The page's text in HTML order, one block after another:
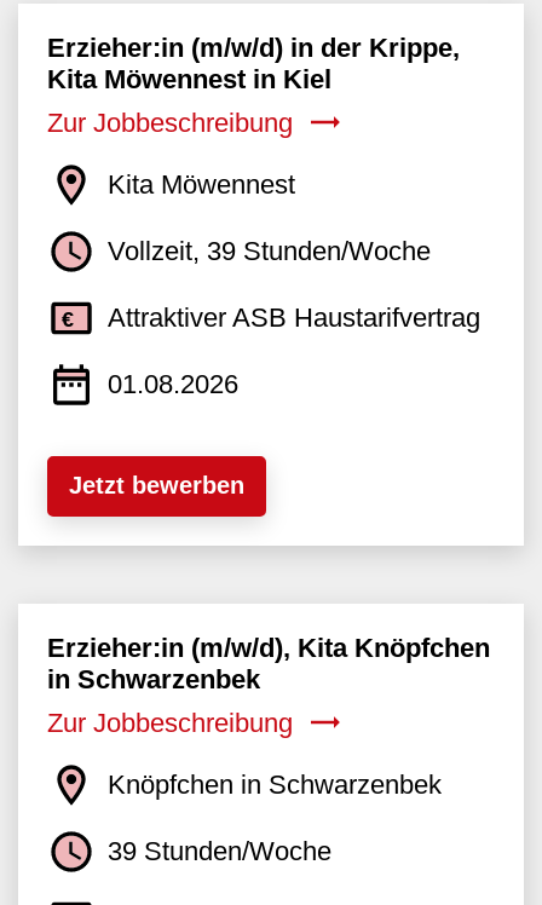
Erzieher:in (m/w/d) in der Krippe,
Kita Möwennest in Kiel
Zur Jobbeschreibung
Kita Möwennest
Vollzeit, 39 Stunden/Woche
Attraktiver ASB Haustarifvertrag
01.08.2026
Jetzt bewerben
Erzieher:in (m/w/d), Kita Knöpfchen
in Schwarzenbek
Zur Jobbeschreibung
Knöpfchen in Schwarzenbek
39 Stunden/Woche